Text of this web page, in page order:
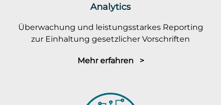
Analytics
Überwachung und leistungsstarkes Reporting
zur Einhaltung gesetzlicher Vorschriften
Mehr erfahren >